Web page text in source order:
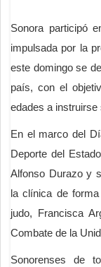
Sonora participó
impulsada por la
este domingo se
país, con el
edades a instruirse
En el marco del
Deporte del
Alfonso Durazo y
la clínica de
judo, Francisca
Combate de la
Sonorenses de